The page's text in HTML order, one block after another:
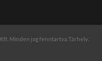
Minden jog fenntartva. Tárhely: